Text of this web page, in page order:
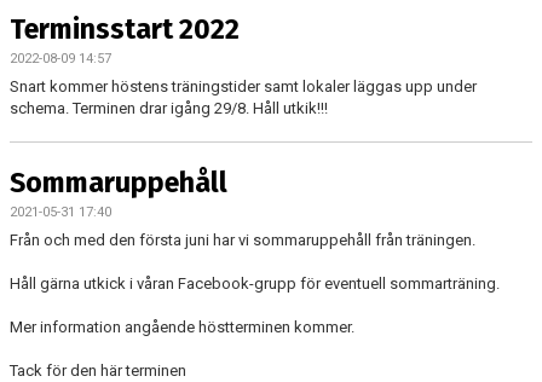
Terminsstart 2022
2022-08-09 14:57
Snart kommer höstens träningstider samt lokaler läggas upp under
schema. Terminen drar igång 29/8. Håll utkik!!!
Sommaruppehåll
2021-05-31 17:40
Från och med den första juni har vi sommaruppehåll från träningen.
Håll gärna utkick i våran Facebook-grupp för eventuell sommarträning.
Mer information angående höstterminen kommer.
Tack för den här terminen